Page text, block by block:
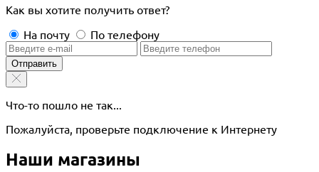
Как вы хотите получить ответ?
На почту
По телефону
Отправить
Что-то пошло не так...
Пожалуйста, проверьте подключение к Интернету
Наши магазины